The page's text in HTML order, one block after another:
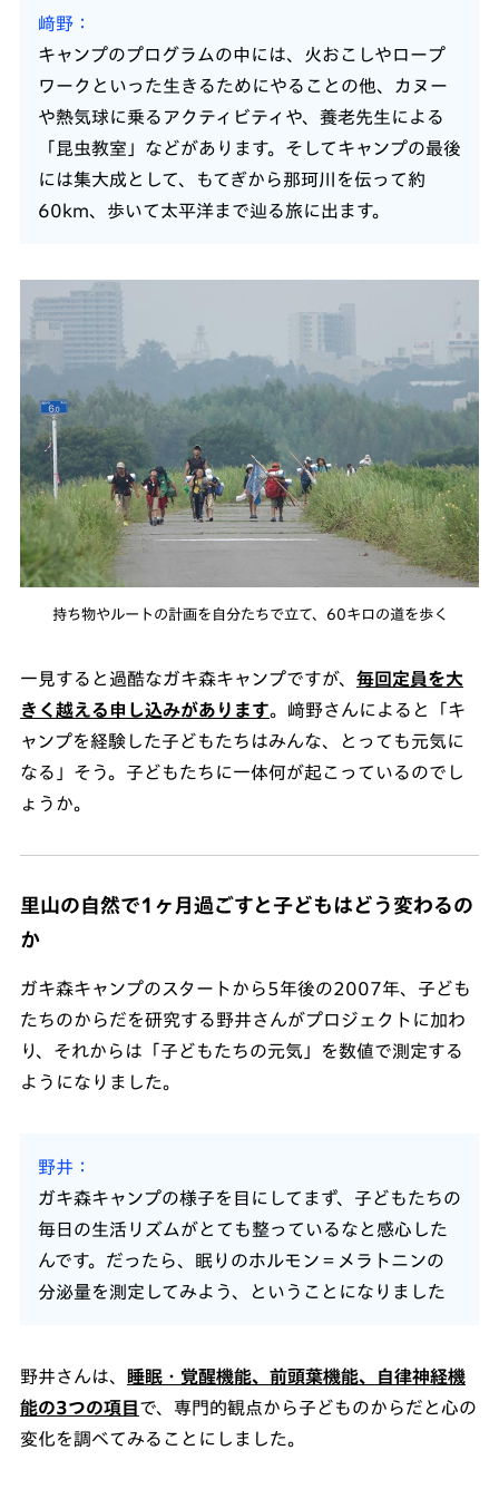
﨑野
キャンプのプログラムの中には、火おこしやロープ
ワークといった生きるためにやることの他、カヌー
や熱気球に乗るアクティビティや、養老先生による
「昆虫教室」などがあります。そしてキャンプの最後
には集大成として、もてぎから那珂川を伝って約
60km、歩いて太平洋まで辿る旅に出ます。
持ち物やルートの計画を自分たちで立て、60キロの道を歩く
一見すると過酷なガキ森キャンプですが、 毎回定員を大
きく越える申し込みがあります。﨑野さんによると「キ
ャンプを経験した子どもたちはみんな、とっても元気に
なる」そう。子どもたちに一体何が起こっているのでし
ょうか。
里山の自然で1ヶ月過ごすと子どもはどう変わるの
か
ガキ森キャンプのスタートから5年後の2007年、子ども
たちのからだを研究する野井さんがプロジェクトに加わ
り、それからは「子どもたちの元気」を数値で測定する
ようになりました。
野井
ガキ森キャンプの様子を目にしてまず、子どもたちの
毎日の生活リズムがとても整っているなと感心した
んです。だったら、眠りのホルモン＝メラトニンの
分泌量を測定してみよう、ということになりました
野井さんは、
睡眠・覚醒機能、前頭葉機能、自律神経機
能の3つの項目 で、専門的観点から子どものからだと心の
変化を調べてみることにしました。